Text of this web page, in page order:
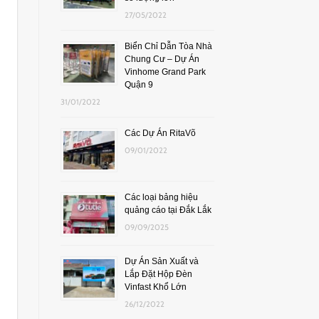
27/05/2022
Biển Chỉ Dẫn Tòa Nhà
Chung Cư – Dự Án
Vinhome Grand Park
Quận 9
31/01/2022
Các Dự Án RitaVõ
09/01/2022
Các loại bảng hiệu
quảng cáo tại Đắk Lắk
09/09/2025
Dự Án Sản Xuất và
Lắp Đặt Hộp Đèn
Vinfast Khổ Lớn
26/12/2022